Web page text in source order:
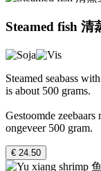
Steamed fish 清
Steamed seabass
is about 500 grams.
Gestoomde zeebaars
ongeveer 500 gram.
€ 24.50